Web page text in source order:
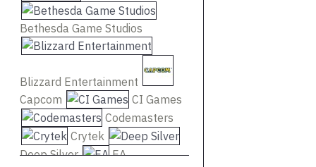
Bethesda Game Studios
Blizzard Entertainment
Capcom
CI Games
Codemasters
Crytek
Deep Silver
EA